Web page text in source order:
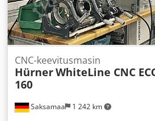
Saksamaa 1 242 km
CNC-keevitusmasin
HürnerWhiteLine CNC
160